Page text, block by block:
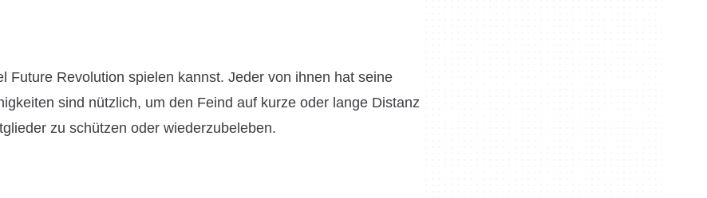
Future Revolution spielen kannst. Jeder von ihnen hat seine
sind nützlich, um den Feind auf kurze oder lange Distanz
zu schützen oder wiederzubeleben.